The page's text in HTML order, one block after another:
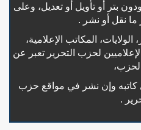
بتر أو تأويل أو تعديل، وعلى
نقل أو نشر .
المكاتب الإعلامية،
لحزب التحرير تعبر عن
كاتبه وإن نشر في مواقع حزب
.